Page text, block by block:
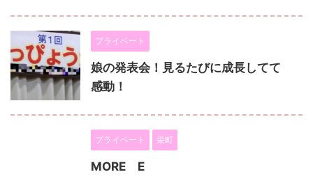
プライベート
娘の発表会！見るたびに成長してて
感動！
プライベート 栄町
MORE E